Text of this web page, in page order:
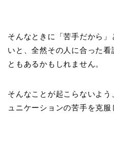
そんなときに「苦手だから
いと、全然その人に合った
ともあるかもしれません。
そんなことが起こらないよ
ュニケーションの苦手を克服